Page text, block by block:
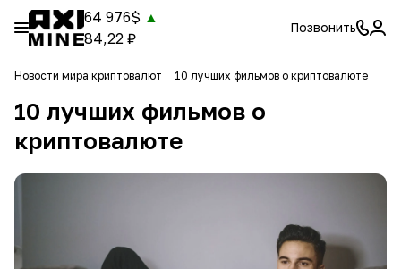
64 976$ ▲
84,22 ₽
Позвонить
Новости мира криптовалют 10 лучших фильмов о криптовалюте
10 лучших фильмов о
криптовалюте